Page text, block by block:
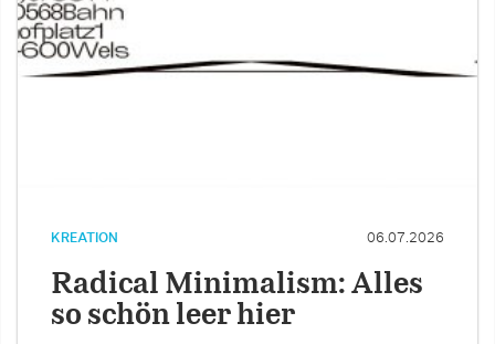
KREATION 06.07.2026
Radical Minimalism: Alles
so schön leer hier